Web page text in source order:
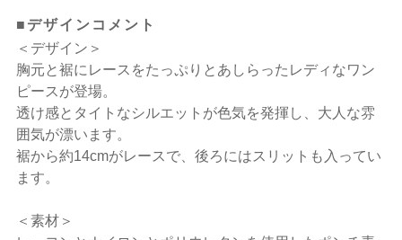
■デザインコメント
＜デザイン＞
胸元と裾にレースをたっぷりとあしらったレディなワン
ピースが登場。
透け感とタイトなシルエットが色気を発揮し、大人な雰
囲気が漂います。
裾から約14cmがレースで、後ろにはスリットも入ってい
ます。
＜素材＞